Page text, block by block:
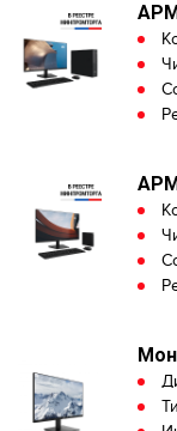
АРМ
АРМ